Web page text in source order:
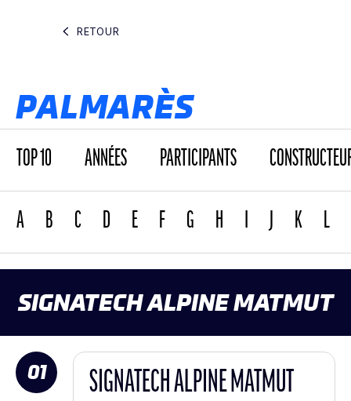
RETOUR
PALMARÈS
TOP 10 ANNÉES PARTICIPANTS
A B C D E F G H I J K L
SIGNATECH ALPINE MATMUT
01 SIGNATECH ALPINE MATMUT